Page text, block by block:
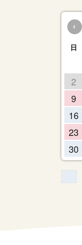
‹
日
2
9
16
23
30